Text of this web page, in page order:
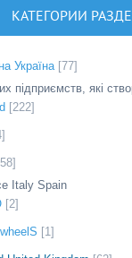
КАТЕГОРИИ
Україна [77]
підприємств, які
[222]
Italy Spain
[2]
[1]